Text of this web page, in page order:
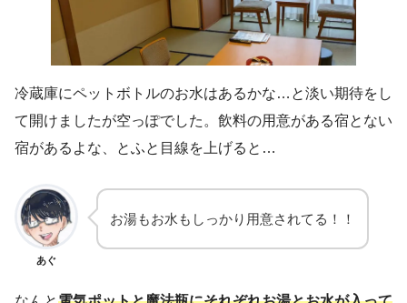
冷蔵庫にペットボトルのお水はあるかな…と淡い期待をし
て開けましたが空っぽでした。飲料の用意がある宿とない
宿があるよな、とふと目線を上げると…
あぐ
お湯もお水もしっかり用意されてる！！